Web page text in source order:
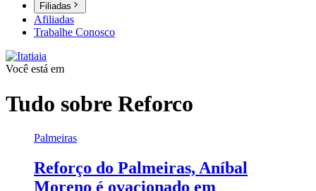
Filiadas
Afiliadas
Trabalhe Conosco
Você está em
Tudo sobre Reforco
Palmeiras
Reforço do Palmeiras, Aníbal
Moreno é ovacionado em